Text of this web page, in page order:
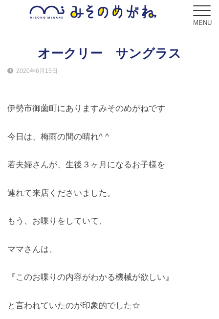
MENU
サービス
Service
フレーム
Lens
キッズ
サングラス
オークリー サングラス
2020年6月15日
伊勢市御薗町にありますみそのめがねです
今日は、梅雨の間の晴れ^ ^
若夫婦さんが、生後３ヶ月になるお子様を
連れて来店くださいました。
もう、お喋りをしていて、
ママさんは、
『このお喋りの内容がわかる機械が欲しい』
と言われていたのが印象的でした☆